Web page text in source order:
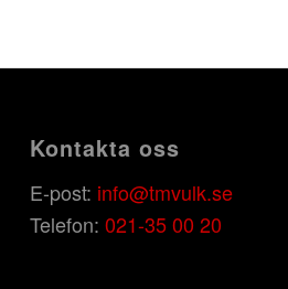
Kontakta oss
E-post: info@tmvulk.se
Telefon: 021-35 00 20